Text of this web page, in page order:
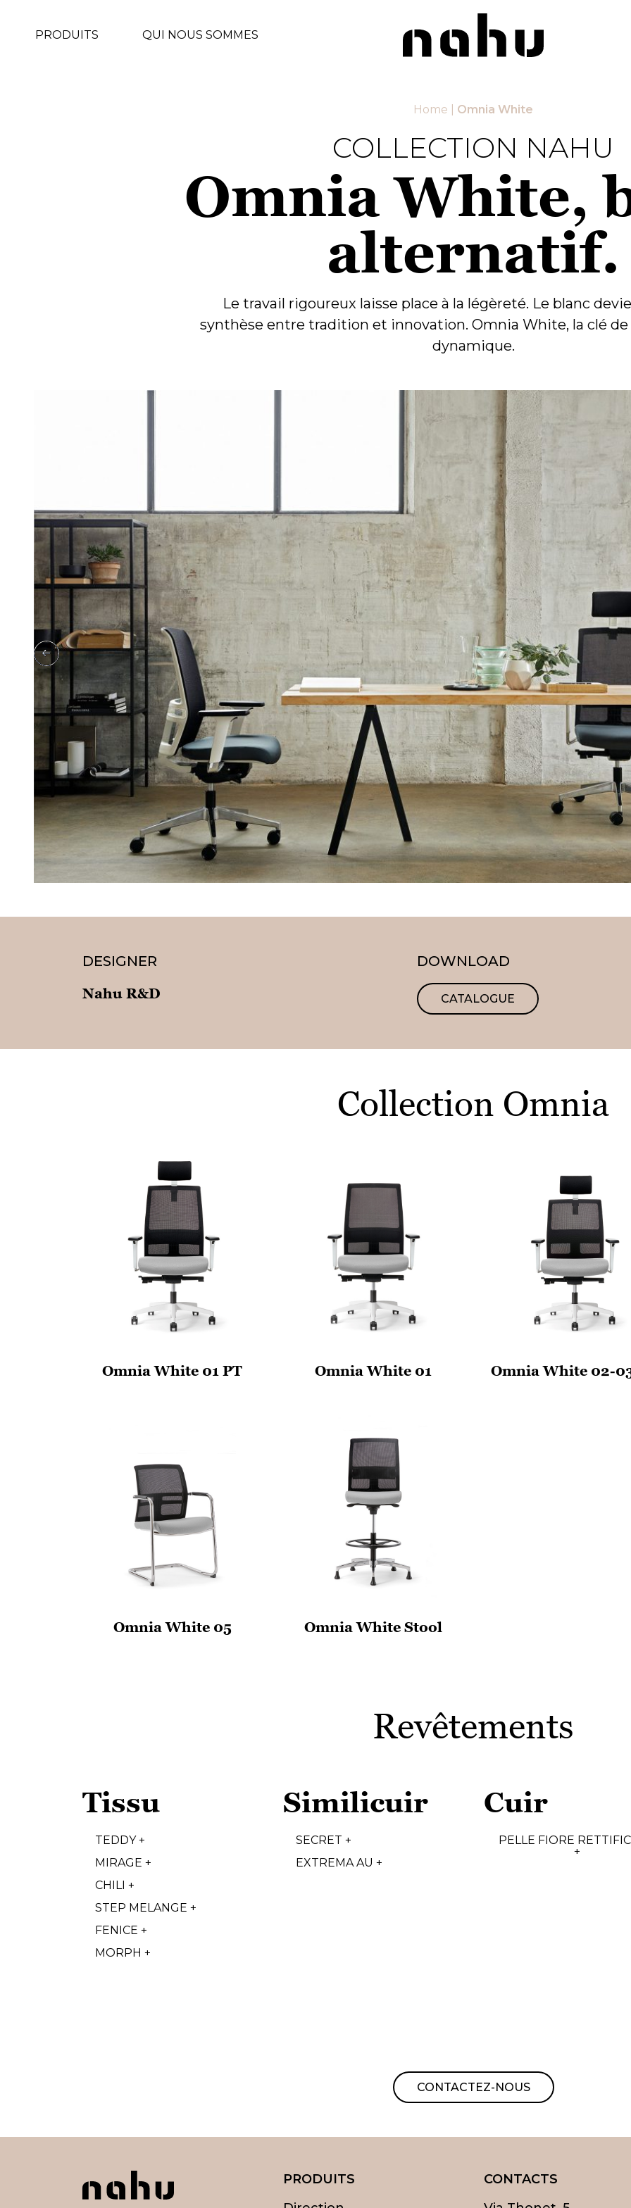
PRODUITS QUI NOUS SOMMES
Home Omnia White
COLLECTION NAHU
Omnia White,
alternatif.
Le travail rigoureux laisse place à la légèreté. Le blanc
synthèse entre tradition et innovation. Omnia White, la clé
dynamique.
Previous
DESIGNER
Nahu R&D
DOWNLOAD
CATALOGUE
Collection Omnia
Omnia White 01 PT Omnia White 01 Omnia White 02-
Omnia White 05 Omnia White Stool
Revêtements
Tissu
TEDDY +
MIRAGE +
CHILI +
STEP MELANGE +
FENICE +
MORPH +
Similicuir
SECRET +
EXTREMA AU +
Cuir
PELLE FIORE
+
CONTACTEZ-NOUS
PRODUITS
CONTACTS